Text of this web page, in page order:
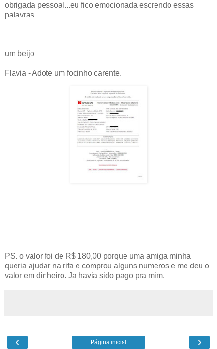
obrigada pessoal...eu fico emocionada escrendo essas
palavras....
um beijo
Flavia - Adote um focinho carente.
PS. o valor foi de R$ 180,00 porque uma amiga minha
queria ajudar na rifa e comprou alguns numeros e me deu o
valor em dinheiro. Ja havia sido pago pra mim.
‹ ›
Página inicial